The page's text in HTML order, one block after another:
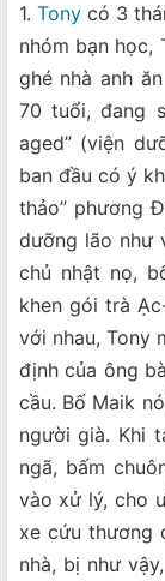
1. Tonycó 3
nhóm bạn học,
ghé nhà anh
70 tuổi, đang
aged” (viện
ban đầu có ý
thảo” phương
dưỡng lão như
chủ nhật nọ,
khen gói trà
với nhau, Tony
định của ông
cầu. Bố Maik
người già. Khi
ngã, bấm
vào xử lý, cho
xe cứu thương
nhà, bị như